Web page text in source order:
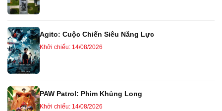
Agito: Cuộc Chiến Siêu Năng Lực
Khởi chiếu: 14/08/2026
PAW Patrol: Phim Khủng Long
Khởi chiếu: 14/08/2026